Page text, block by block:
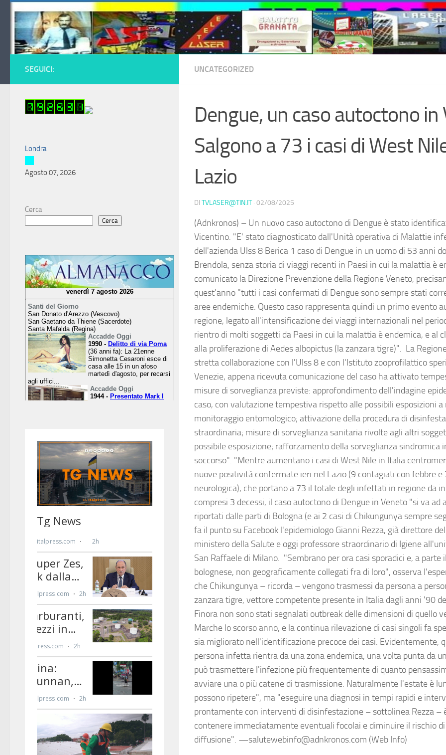
Salta al contenuto
UNCATEGORIZED
Dengue, un caso autoctono in
Salgono a 73 i casi di West
Lazio
DI TVLASER@TIN.IT · 02/08/2025
(Adnkronos) – Un nuovo caso autoctono di Dengue è stato
Vicentino. "E' stato diagnosticato dall'Unità operativa di Malattie
dell'azienda Ulss 8 Berica 1 caso di Dengue in un uomo di 53 anni
Brendola, senza storia di viaggi recenti in Paesi in cui la malattia è
comunicato la Direzione Prevenzione della Regione Veneto,
quest'anno "tutti i casi confermati di Dengue sono sempre stati
aree endemiche. Questo caso rappresenta quindi un primo evento
regione, legato all'intensificazione dei viaggi internazionali nel
rientro di molti soggetti da Paesi in cui la malattia è endemica, e al
alla proliferazione di Aedes albopictus (la zanzara tigre)". La
stretta collaborazione con l'Ulss 8 e con l'Istituto zooprofilattico
Venezie, appena ricevuta comunicazione del caso ha attivato
misure di sorveglianza previste: approfondimento dell'indagine
caso, con valutazione tempestiva rispetto alle possibili esposizioni a
monitoraggio entomologico; attivazione della procedura di
straordinaria; misure di sorveglianza sanitaria rivolte agli altri
possibile esposizione; rafforzamento della sorveglianza sindromica
soccorso". "Mentre aumentano i casi di West Nile in Italia
nuove positività confermate ieri nel Lazio (9 contagiati con febbre e
neurologica), che portano a 73 il totale degli infettati in regione da
compresi 3 decessi, il caso autoctono di Dengue in Veneto "si va ad
riportati dalle parti di Bologna (e ai 2 casi di Chikungunya sempre
fa il punto su Facebook l'epidemiologo Gianni Rezza, già direttore
ministero della Salute e oggi professore straordinario di Igiene
San Raffaele di Milano. "Sembrano per ora casi sporadici e, a parte
bolognese, non geograficamente collegati fra di loro", osserva
che Chikungunya – ricorda – vengono trasmessi da persona a
zanzara tigre, vettore competente presente in Italia dagli anni '90
Finora non sono stati segnalati outbreak delle dimensioni di quello
Marche lo scorso anno, e la continua rilevazione di casi singoli fa
sia migliorato nell'identificazione precoce dei casi. Evidentemente,
persona infetta rientra da una zona endemica, una volta punta da
può trasmettere l'infezione più frequentemente di quanto
avviare una o più catene di trasmissione. Naturalmente l'estate è
possono ripetere", ma "eseguire una diagnosi in tempi rapidi e
prontamente con interventi di disinfestazione – sottolinea Rezza –
contenere immediatamente eventuali focolai e diminuire il rischio
diffusione". —salutewebinfo@adnkronos.com (Web Info)
SEGUICI:
Londra
Agosto 07, 2026
Cerca
Cerca